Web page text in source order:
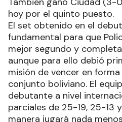
hoy por el quinto puesto.
El set obtenido en el
fundamental para que
mejor segundo y
aunque para ello debió
misión de vencer en
conjunto boliviano. El
debutante a nivel
parciales de 25-19, 25-13
manera jugará nada